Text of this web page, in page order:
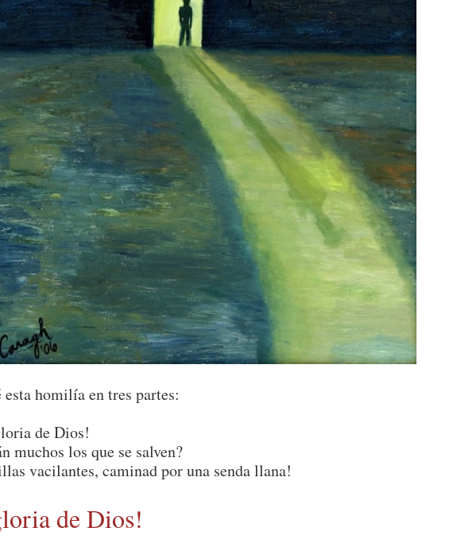
homilía en tres partes:
de Dios!
muchos los que se salven?
vacilantes, caminad por una senda llana!
de Dios!